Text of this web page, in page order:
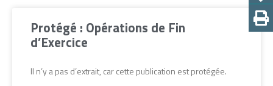
Protégé : Opérations de Fin
d’Exercice
Il n’y a pas d’extrait, car cette publication est protégée.